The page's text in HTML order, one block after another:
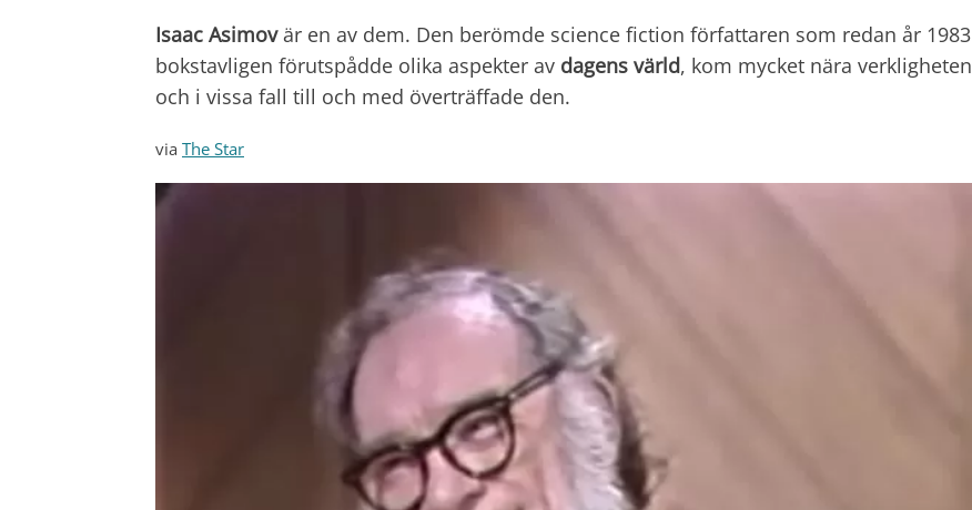
Isaac Asimovär en av dem. Den berömde science fiction författaren som redan år 1983
bokstavligen förutspådde olika aspekter av dagens värld, kom mycket nära verkligheten
och i vissa fall till och med överträffade den.
via The Star